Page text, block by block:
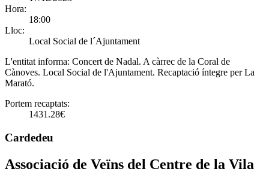
Hora:
18:00
Lloc:
Local Social de l´Ajuntament
L'entitat informa: Concert de Nadal. A càrrec de la Coral de
Cànoves. Local Social de l'Ajuntament. Recaptació íntegre per La
Marató.
Portem recaptats:
1431.28€
Cardedeu
Associació de Veïns del Centre de la Vila